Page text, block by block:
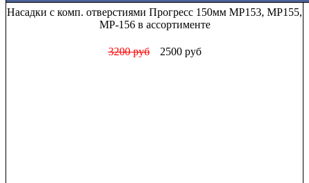
Насадки с комп. отверстиями Прогресс 150мм МР153, МР155,
МР-156 в ассортименте
3200 руб 2500 руб